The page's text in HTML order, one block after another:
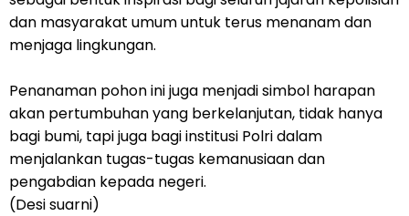
dan masyarakat umum untuk terus menanam dan
menjaga lingkungan.
Penanaman pohon ini juga menjadi simbol harapan
akan pertumbuhan yang berkelanjutan, tidak hanya
bagi bumi, tapi juga bagi institusi Polri dalam
menjalankan tugas-tugas kemanusiaan dan
pengabdian kepada negeri.
(Desi suarni)